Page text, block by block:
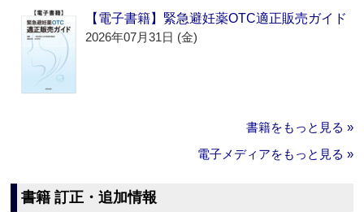
【電子書籍】緊急避妊薬OTC適正販売ガイド
2026年07月31日 (金)
書籍をもっと見る »
電子メディアをもっと見る »
書籍 訂正・追加情報